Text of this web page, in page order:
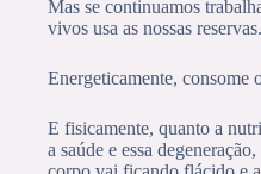
Mas se continuamos
vivos usa as nossas
Energeticamente, consome
E fisicamente, quanto a
a saúde e essa